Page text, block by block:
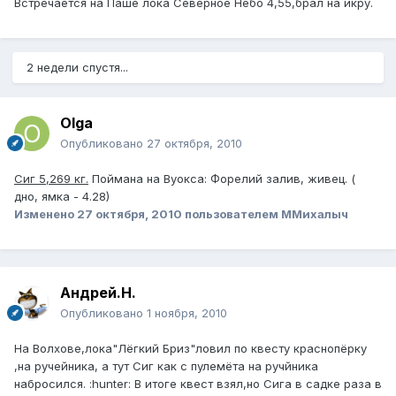
Встречается на Паше лока Северное Небо 4,55,брал на икру.
2 недели спустя...
Olga
Опубликовано 27 октября, 2010
Сиг 5,269 кг. Поймана на Вуокса: Форелий залив, живец. (
дно, ямка - 4.28)
Изменено 27 октября, 2010 пользователем ММихалыч
Андрей.Н.
Опубликовано 1 ноября, 2010
На Волхове,лока"Лёгкий Бриз"ловил по квесту краснопёрку
,на ручейника, а тут Сиг как с пулемёта на ручйника
набросился. :hunter: В итоге квест взял,но Сига в садке раза в